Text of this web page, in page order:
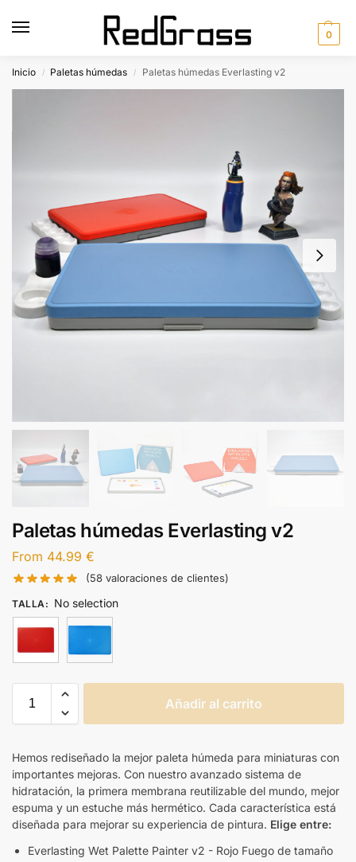
0
Inicio / Paletas húmedas / Paletas húmedas Everlasting v2
Paletas húmedas Everlasting v2
From 44.99 €
(58 valoraciones de clientes)
TALLA: No selection
Añadir al carrito
Hemos rediseñado la mejor paleta húmeda para miniaturas con
importantes mejoras. Con nuestro avanzado sistema de
hidratación, la primera membrana reutilizable del mundo, mejor
espuma y un estuche más hermético. Cada característica está
diseñada para mejorar su experiencia de pintura. Elige entre:
Everlasting Wet Palette Painter v2 - Rojo Fuego de tamaño